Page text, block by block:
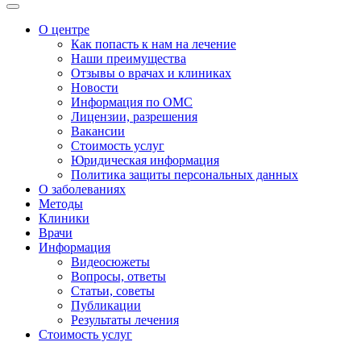
О центре
Как попасть к нам на лечение
Наши преимущества
Отзывы о врачах и клиниках
Новости
Информация по ОМС
Лицензии, разрешения
Вакансии
Стоимость услуг
Юридическая информация
Политика защиты персональных данных
О заболеваниях
Методы
Клиники
Врачи
Информация
Видеосюжеты
Вопросы, ответы
Статьи, советы
Публикации
Результаты лечения
Стоимость услуг